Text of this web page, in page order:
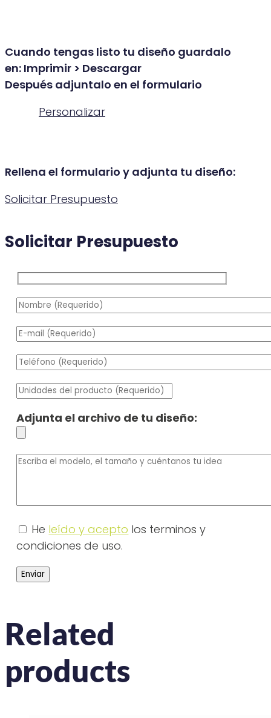
Cuando tengas listo tu diseño guardalo
en: Imprimir > Descargar
Después adjuntalo en el formulario
Personalizar
Rellena el formulario y adjunta tu diseño:
Solicitar Presupuesto
Solicitar Presupuesto
Adjunta el archivo de tu diseño:
He leído y acepto los terminos y
condiciones de uso.
Related
products